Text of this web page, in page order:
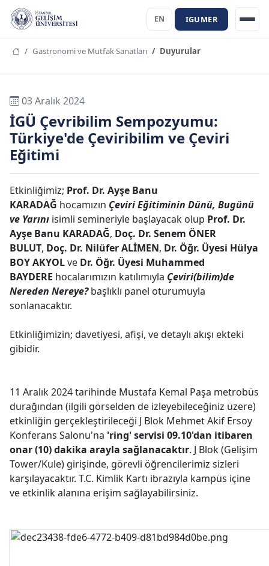
EN IGUMER
Gastronomi ve Mutfak Sanatları Duyurular
03 Aralık 2024
İGÜ Çevribilim Sempozyumu:
Türkiye'de Çeviribilim ve Çeviri
Eğitimi
Etkinliğimiz; Prof. Dr. Ayşe Banu
KARADAĞ hocamızın Çeviri Eğitiminin Dünü, Bugünü
ve Yarını isimli semineriyle başlayacak olup Prof. Dr.
Ayşe Banu KARADAĞ, Doç. Dr. Senem ÖNER
BULUT, Doç. Dr. Nilüfer ALİMEN, Dr. Öğr. Üyesi Hülya
BOY AKYOLve Dr. Öğr. Üyesi Muhammed
BAYDERE hocalarımızın katılımıyla Çeviri(bilim)de
Nereden Nereye?başlıklı panel oturumuyla
sonlanacaktır.
Etkinliğimizin; davetiyesi, afişi, ve detaylı akışı ekteki
gibidir.
11 Aralık 2024 tarihinde Mustafa Kemal Paşa metrobüs
durağından (ilgili görselden de izleyebileceğiniz üzere)
etkinliğin gerçekleştirileceği J Blok Mehmet Akif Ersoy
Konferans Salonu'na 'ring' servisi 09.10'dan itibaren
onar (10) dakika arayla sağlanacaktır. J Blok (Gelişim
Tower/Kule) girişinde, görevli öğrencilerimiz sizleri
karşılayacaktır. T.C. Kimlik Kartı ibrazıyla kampüs içine
ve etkinlik alanına erişim sağlayabilirsiniz.